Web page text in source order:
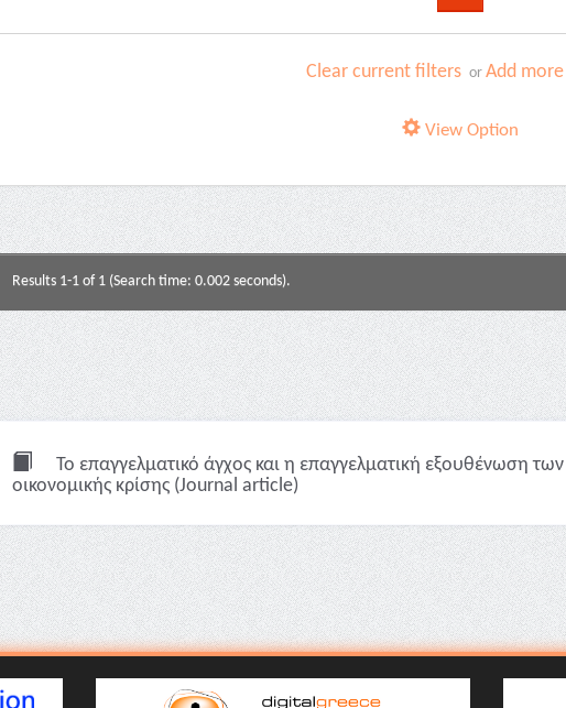
Clear current filters orAdd
View Option
Results 1-1 of 1 (Search time: 0.002 seconds).
Το επαγγελματικό άγχος και η επαγγελματική εξουθένωση
οικονομικής κρίσης (Journal article)